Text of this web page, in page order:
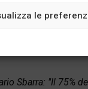
le
il Sud a
Sbarra: "Il 75%